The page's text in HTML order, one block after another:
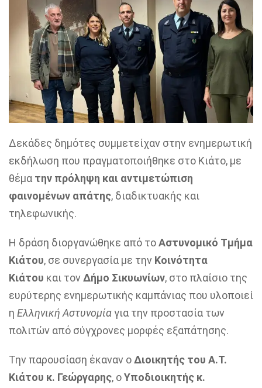
Δεκάδες δημότες συμμετείχαν στην ενημερωτική
εκδήλωση που πραγματοποιήθηκε στο Κιάτο, με
θέμα την πρόληψη και αντιμετώπιση
φαινομένων απάτης, διαδικτυακής και
τηλεφωνικής.
Η δράση διοργανώθηκε από τοΑστυνομικό Τμήμα
Κιάτου, σε συνεργασία με την Κοινότητα
Κιάτου και τονΔήμο Σικυωνίων, στο πλαίσιο της
ευρύτερης ενημερωτικής καμπάνιας που υλοποιεί
η Ελληνική Αστυνομίαγια την προστασία των
πολιτών από σύγχρονες μορφές εξαπάτησης.
Την παρουσίαση έκαναν οΔιοικητής του Α.Τ.
Κιάτου κ. Γεώργαρης, οΥποδιοικητής κ.